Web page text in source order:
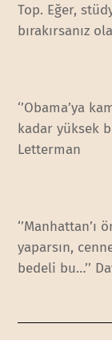
Top. Eğer,
bırakırsanız
‘’Obama’ya
kadar yüksek
Letterman
yaparsın,
bedeli bu…’’